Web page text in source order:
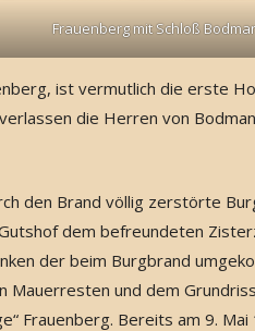
Frauenberg mit Schloß
ist vermutlich die erste
die Herren von
den Brand völlig zerstörte
dem befreundeten
der beim Burgbrand
Mauerresten und dem
Frauenberg. Bereits am 9.